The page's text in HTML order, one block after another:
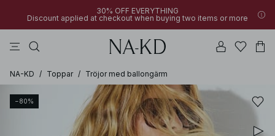
30% OFF EVERYTHING
Discount applied at checkout when buying two items or more
NA-KD / Toppar / Tröjor med ballongärm
−80%